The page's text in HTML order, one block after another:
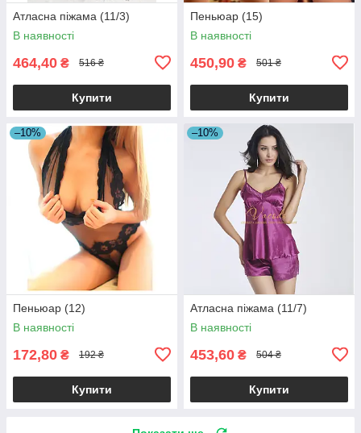
Атласна піжама (11/3)
В наявності
464,40 ₴ 516 ₴
Купити
Пеньюар (15)
В наявності
450,90 ₴ 501 ₴
Купити
–10%
Пеньюар (12)
В наявності
172,80 ₴ 192 ₴
Купити
–10%
Атласна піжама (11/7)
В наявності
453,60 ₴ 504 ₴
Купити